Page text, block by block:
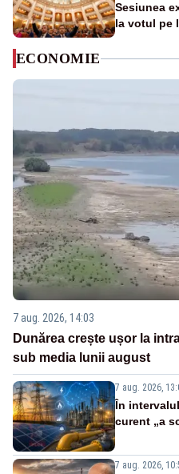
Sesiunea
la votul pe
ECONOMIE
7 aug. 2026, 14:03
Dunărea crește ușor la
sub media lunii august
7 aug. 2026,
În
curent „a
7 aug. 2026,